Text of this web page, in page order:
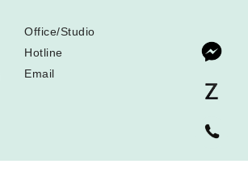
Office/Studio
Hotline
Email